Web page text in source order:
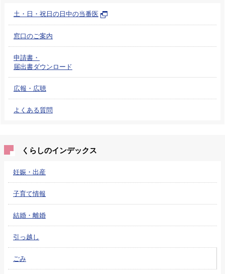
土・日・祝日の日中の当番医
窓口のご案内
申請書・
届出書ダウンロード
広報・広聴
よくある質問
くらしのインデックス
妊娠・出産
子育て情報
結婚・離婚
引っ越し
ごみ